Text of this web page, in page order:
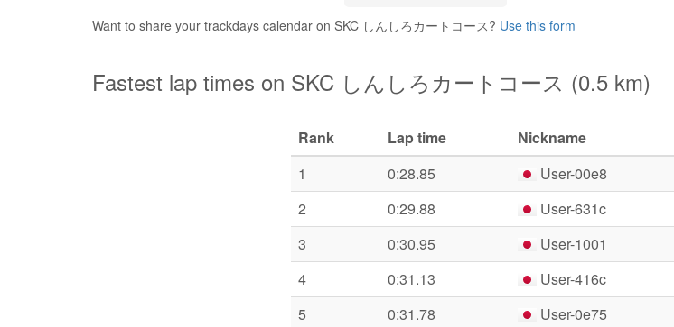
Want to share your trackdays calendar on SKC しんしろカートコース? Use this form
Fastest lap times on SKC しんしろカートコース (0.5 km)
Rank Lap time Nickname
1
0:28.85 User-00e8
2
0:29.88 User-631c
3
0:30.95 User-1001
4
0:31.13 User-416c
5
0:31.78 User-0e75